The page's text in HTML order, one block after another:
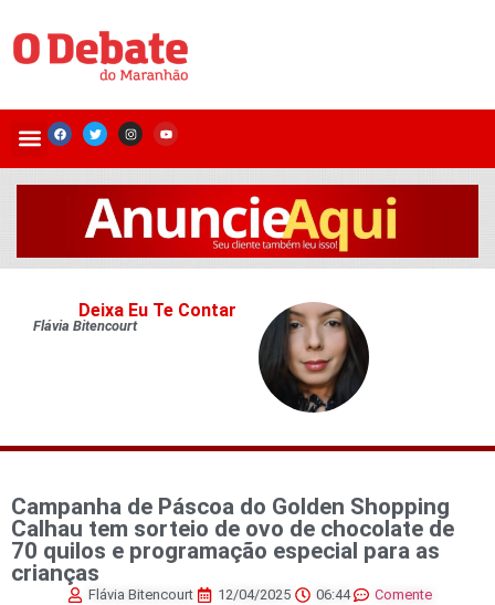
Deixa Eu Te Contar
Flávia Bitencourt
Campanha de Páscoa do Golden Shopping
Calhau tem sorteio de ovo de chocolate de
70 quilos e programação especial para as
crianças
Flávia Bitencourt 12/04/2025 06:44 Comente